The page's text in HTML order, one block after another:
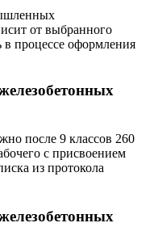
от выбранного
процессе оформления
после 9 классов 260
с присвоением
из протокола